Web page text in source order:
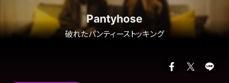
Pantyhose
破れたパンティーストッキング